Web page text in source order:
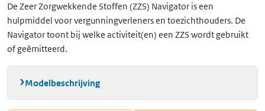
De Zeer Zorgwekkende Stoffen (ZZS) Navigator is een
hulpmiddel voor vergunningverleners en toezichthouders. De
Navigator toont bij welke activiteit(en) een ZZS wordt gebruikt
of geëmitteerd.
Modelbeschrijving